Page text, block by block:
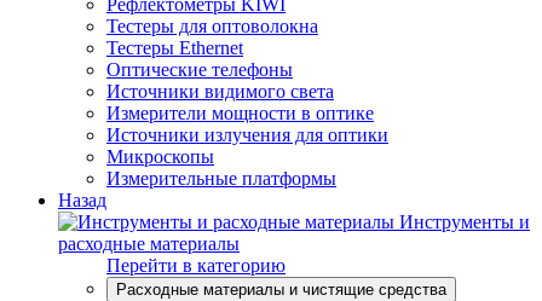
Рефлектометры KIWI
Тестеры для оптоволокна
Тестеры Ethernet
Оптические телефоны
Источники видимого света
Измерители мощности в оптике
Источники излучения для оптики
Микроскопы
Измерительные платформы
Назад
Инструменты и
расходные материалы
Перейти в категорию
Расходные материалы и чистящие средства